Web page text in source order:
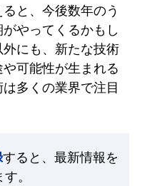
と、今後数年のう
やってくるかもし
にも、新たな技術
可能性が生まれる
多くの業界で注目
すると、最新情報を
。